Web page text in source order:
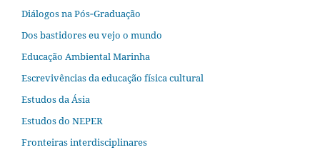
Diálogos na Pós‐Graduação
Dos bastidores eu vejo o mundo
Educação Ambiental Marinha
Escrevivências da educação física cultural
Estudos da Ásia​
Estudos do NEPER
Fronteiras interdisciplinares